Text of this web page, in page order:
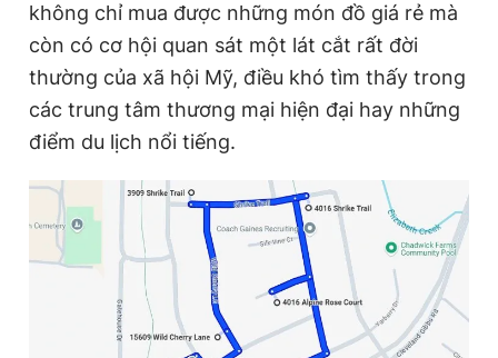
không chỉ mua được những món đồ giá rẻ mà
còn có cơ hội quan sát một lát cắt rất đời
thường của xã hội Mỹ, điều khó tìm thấy trong
các trung tâm thương mại hiện đại hay những
điểm du lịch nổi tiếng.